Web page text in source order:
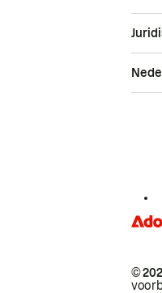
©